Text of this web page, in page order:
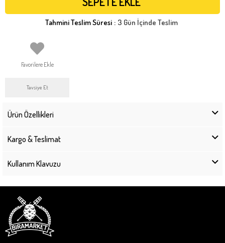
Tahmini Teslim Süresi : 3 Gün İçinde Teslim
Favorilere Ekle
Tavsiye Et
Ürün Özellikleri
Kargo & Teslimat
Kullanım Klavuzu